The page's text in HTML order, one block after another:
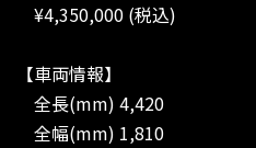
¥4,350,000 (税込)
【車両情報】
全長(mm) 4,420
全幅(mm) 1,810